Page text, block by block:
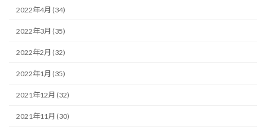
2022年4月 (34)
2022年3月 (35)
2022年2月 (32)
2022年1月 (35)
2021年12月 (32)
2021年11月 (30)